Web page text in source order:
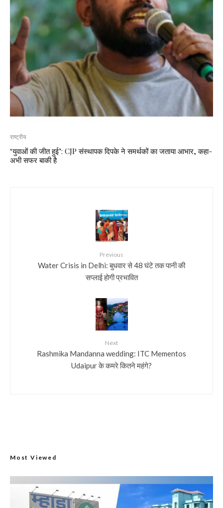
राष्ट्रीय
‘युवाओं की जीत हुई’: CJP संस्थापक दिपके ने समर्थकों का जताया आभार, कहा-
अभी सफर बाकी है
Previous
Water Crisis in Delhi: बुधवार से 48 घंटे तक पानी की
सप्लाई होगी प्रभावित
Next
Rashmika Mandanna wedding: ITC Mementos
Udaipur के कमरे कितने महंगे?
Most Viewed